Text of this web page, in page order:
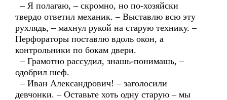
– Я полагаю, – скромно, но по-хозяйски
твердо ответил механик. – Выставлю всю эту
рухлядь, – махнул рукой на старую технику. –
Перфораторы поставлю вдоль окон, а
контрольники по бокам двери.
– Грамотно рассудил, знашь-понимашь, –
одобрил шеф.
– Иван Александрович! – заголосили
девчонки. – Оставьте хоть одну старую – мы